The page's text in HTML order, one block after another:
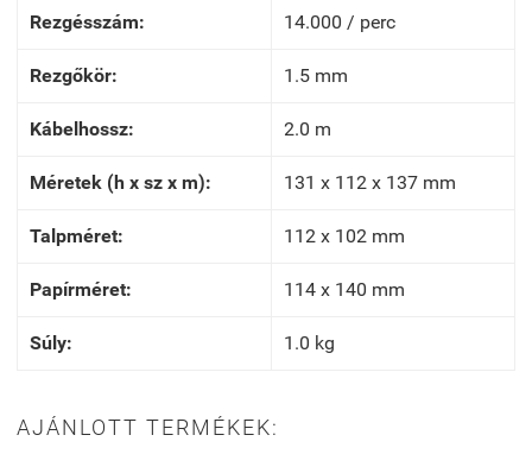
Rezgésszám: 14.000 / perc
Rezgőkör: 1.5 mm
Kábelhossz: 2.0 m
Méretek (h x sz x m): 131 x 112 x 137 mm
Talpméret: 112 x 102 mm
Papírméret: 114 x 140 mm
Súly: 1.0 kg
AJÁNLOTT TERMÉKEK: